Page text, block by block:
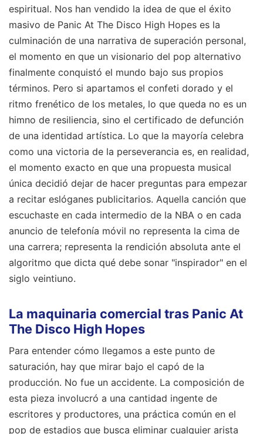
espiritual. Nos han vendido la idea de que el éxito
masivo de Panic At The Disco High Hopes es la
culminación de una narrativa de superación personal,
el momento en que un visionario del pop alternativo
finalmente conquistó el mundo bajo sus propios
términos. Pero si apartamos el confeti dorado y el
ritmo frenético de los metales, lo que queda no es un
himno de resiliencia, sino el certificado de defunción
de una identidad artística. Lo que la mayoría celebra
como una victoria de la perseverancia es, en realidad,
el momento exacto en que una propuesta musical
única decidió dejar de hacer preguntas para empezar
a recitar eslóganes publicitarios. Aquella canción que
escuchaste en cada intermedio de la NBA o en cada
anuncio de telefonía móvil no representa la cima de
una carrera; representa la rendición absoluta ante el
algoritmo que dicta qué debe sonar "inspirador" en el
siglo veintiuno.
La maquinaria comercial tras Panic At
The Disco High Hopes
Para entender cómo llegamos a este punto de
saturación, hay que mirar bajo el capó de la
producción. No fue un accidente. La composición de
esta pieza involucró a una cantidad ingente de
escritores y productores, una práctica común en el
pop de estadios que busca eliminar cualquier arista